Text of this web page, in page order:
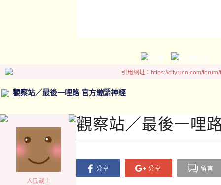
引用網址：https://city.udn.com/
觀察站／最後一哩路 官方繃緊神經
人民戰士
觀察站／最後一哩
分享 分享 留言